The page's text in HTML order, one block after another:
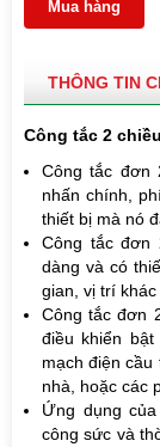
Mua hàng
THÔNG TIN
Công tắc 2
Công tắc đơn
nhấn chính,
thiết bị mà nó
Công tắc đơn
dàng và có
gian, vị trí khác
Công tắc đơn
điều khiển
mạch điện
nhà, hoặc các
Ứng dụng
công sức và